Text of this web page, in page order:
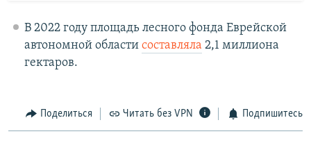
В 2022 году площадь лесного фонда Еврейской
автономной области составляла 2,1 миллиона
гектаров.
Поделиться Читать без VPN Подпишитесь